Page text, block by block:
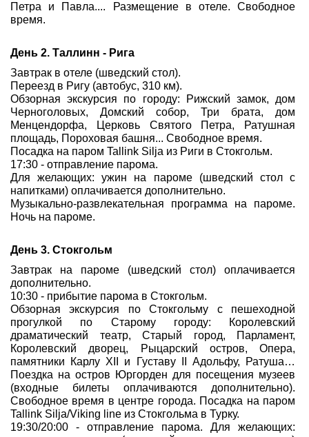
Петра и Павла.... Размещение в отеле. Свободное
время.
День 2. Таллинн - Рига
Завтрак в отеле (шведский стол).
Переезд в Ригу (автобус, 310 км).
Обзорная экскурсия по городу: Рижский замок, дом
Черноголовых, Домский собор, Три брата, дом
Менцендорфа, Церковь Cвятого Петра, Ратушная
площадь, Пороховая башня... Свободное время.
Посадка на паром Tallink Silja из Риги в Стокгольм.
17:30 - отправление парома.
Для желающих: ужин на пароме (шведский стол с
напитками) оплачивается дополнительно.
Музыкально-развлекательная программа на пароме.
Ночь на пароме.
День 3. Стокгольм
Завтрак на пароме (шведский стол) оплачивается
дополнительно.
10:30 - прибытие парома в Стокгольм.
Обзорная экскурсия по Стокгольму с пешеходной
прогулкой по Старому городу: Королевский
драматический театр, Старый город, Парламент,
Королевский дворец, Рыцарский остров, Опера,
памятники Карлу XII и Густаву II Адольфу, Ратуша…
Поездка на остров Юргорден для посещения музеев
(входные билеты оплачиваются дополнительно).
Свободное время в центре города. Посадка на паром
Tallink Silja/Viking line из Стокгольма в Турку.
19:30/20:00 - отправление парома. Для желающих: